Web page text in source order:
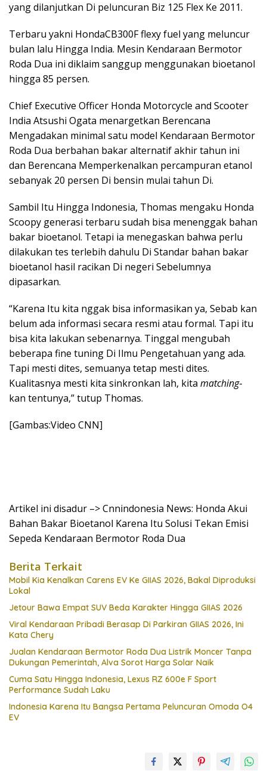
yang dilanjutkan Di peluncuran Biz 125 Flex Ke 2011.
Terbaru yakni HondaCB300F flexy fuel yang meluncur
bulan lalu Hingga India. Mesin Kendaraan Bermotor
Roda Dua ini diklaim sanggup menggunakan bioetanol
hingga 85 persen.
Chief Executive Officer Honda Motorcycle and Scooter
India Atsushi Ogata menargetkan Berencana
Mengadakan minimal satu model Kendaraan Bermotor
Roda Dua berbahan bakar alternatif akhir tahun ini
dan Berencana Memperkenalkan percampuran etanol
sebanyak 20 persen Di bensin mulai tahun Di.
Sambil Itu Hingga Indonesia, Thomas mengaku Honda
Scoopy generasi terbaru sudah bisa menenggak bahan
bakar bioetanol. Tetapi ia menegaskan bahwa perlu
dilakukan tes terlebih dahulu Di Standar bahan bakar
bioetanol hasil racikan Di negeri Sebelumnya
dipasarkan.
“Karena Itu kita nggak bisa informasikan ya, Sebab kan
belum ada informasi secara resmi atau formal. Tapi itu
bisa kita lakukan sebenarnya. Tinggal mengubah
beberapa fine tuning Di Ilmu Pengetahuan yang ada.
Tapi mesti dites, semuanya tetap mesti dites.
Kualitasnya mesti kita sinkronkan lah, kita matching-
kan tentunya,” tutup Thomas.
[Gambas:Video CNN]
Artikel ini disadur –> Cnnindonesia News: Honda Akui
Bahan Bakar Bioetanol Karena Itu Solusi Tekan Emisi
Sepeda Kendaraan Bermotor Roda Dua
Berita Terkait
Mobil Kia Kenalkan Carens EV Ke GIIAS 2026, Bakal Diproduksi
Lokal
Jetour Bawa Empat SUV Beda Karakter Hingga GIIAS 2026
Viral Kendaraan Pribadi Berasap Di Parkiran GIIAS 2026, Ini
Kata Chery
Jualan Kendaraan Bermotor Roda Dua Listrik Moncer Tanpa
Dukungan Pemerintah, Alva Sorot Harga Solar Naik
Cuma Satu Hingga Indonesia, Lexus RZ 600e F Sport
Performance Sudah Laku
Indonesia Karena Itu Bangsa Pertama Peluncuran Omoda O4
EV